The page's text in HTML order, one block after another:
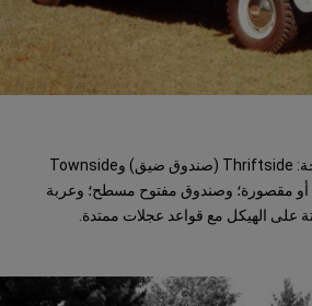
وشملت التكوينات المتاحة: Thriftside (صندوق ضيق) وTownside
مقصورة؛ وصندوق مفتوح مسطح؛ وعربة
على الهيكل مع قواعد عجلات ممتدة.